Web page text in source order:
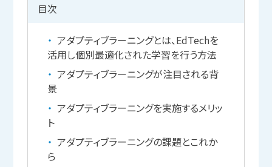
目次
アダプティブラーニングとは、EdTechを
活用し個別最適化された学習を行う方法
アダプティブラーニングが注目される背
景
アダプティブラーニングを実施するメリッ
ト
アダプティブラーニングの課題とこれか
ら